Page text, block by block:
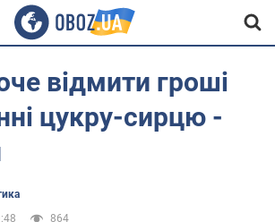
відмити гроші
цукру-сирцю -
864